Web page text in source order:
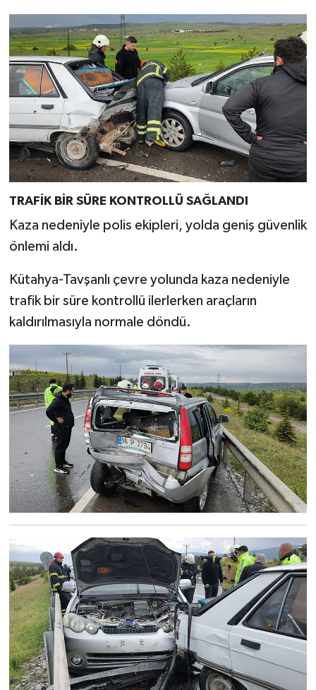
TRAFİK BİR SÜRE KONTROLLÜ SAĞLANDI
Kaza nedeniyle polis ekipleri, yolda geniş güvenlik
önlemi aldı.
Kütahya-Tavşanlı çevre yolunda kaza nedeniyle
trafik bir süre kontrollü ilerlerken araçların
kaldırılmasıyla normale döndü.